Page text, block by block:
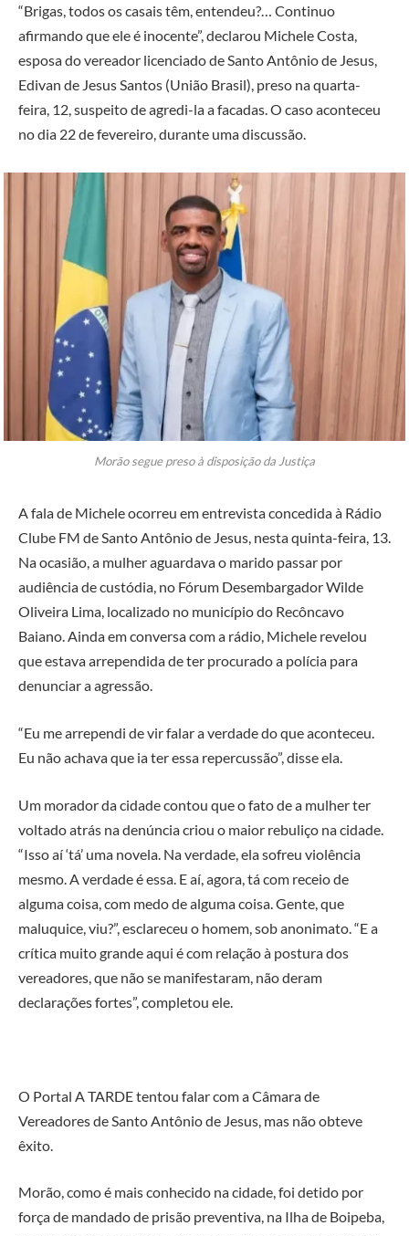
“Brigas, todos os casais têm, entendeu?… Continuo
afirmando que ele é inocente”, declarou Michele Costa,
esposa do vereador licenciado de Santo Antônio de Jesus,
Edivan de Jesus Santos (União Brasil), preso na quarta-
feira, 12, suspeito de agredi-la a facadas. O caso aconteceu
no dia 22 de fevereiro, durante uma discussão.
Morão segue preso à disposição da Justiça
A fala de Michele ocorreu em entrevista concedida à Rádio
Clube FM de Santo Antônio de Jesus, nesta quinta-feira, 13.
Na ocasião, a mulher aguardava o marido passar por
audiência de custódia, no Fórum Desembargador Wilde
Oliveira Lima, localizado no município do Recôncavo
Baiano. Ainda em conversa com a rádio, Michele revelou
que estava arrependida de ter procurado a polícia para
denunciar a agressão.
“Eu me arrependi de vir falar a verdade do que aconteceu.
Eu não achava que ia ter essa repercussão”, disse ela.
Um morador da cidade contou que o fato de a mulher ter
voltado atrás na denúncia criou o maior rebuliço na cidade.
“Isso aí ‘tá’ uma novela. Na verdade, ela sofreu violência
mesmo. A verdade é essa. E aí, agora, tá com receio de
alguma coisa, com medo de alguma coisa. Gente, que
maluquice, viu?”, esclareceu o homem, sob anonimato. “E a
crítica muito grande aqui é com relação à postura dos
vereadores, que não se manifestaram, não deram
declarações fortes”, completou ele.
O Portal A TARDE tentou falar com a Câmara de
Vereadores de Santo Antônio de Jesus, mas não obteve
êxito.
Morão, como é mais conhecido na cidade, foi detido por
força de mandado de prisão preventiva, na Ilha de Boipeba,